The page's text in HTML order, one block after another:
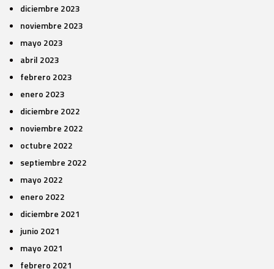
diciembre 2023
noviembre 2023
mayo 2023
abril 2023
febrero 2023
enero 2023
diciembre 2022
noviembre 2022
octubre 2022
septiembre 2022
mayo 2022
enero 2022
diciembre 2021
junio 2021
mayo 2021
febrero 2021